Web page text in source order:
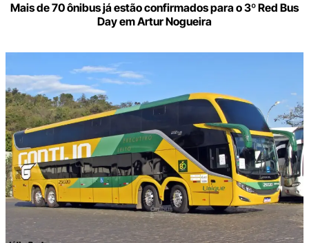
Mais de 70 ônibus já estão confirmados para o 3º Red Bus
Day em Artur Nogueira